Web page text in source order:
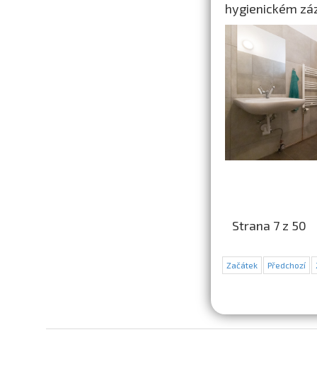
hygienickém
Strana 7 z 50
Začátek Předchozí